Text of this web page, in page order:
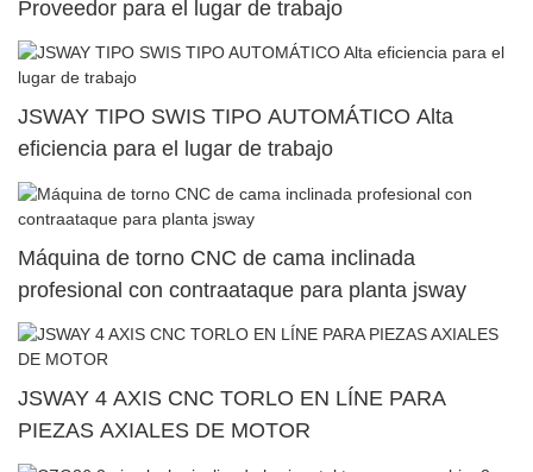
Proveedor para el lugar de trabajo
JSWAY TIPO SWIS TIPO AUTOMÁTICO Alta
eficiencia para el lugar de trabajo
Máquina de torno CNC de cama inclinada
profesional con contraataque para planta jsway
JSWAY 4 AXIS CNC TORLO EN LÍNE PARA
PIEZAS AXIALES DE MOTOR